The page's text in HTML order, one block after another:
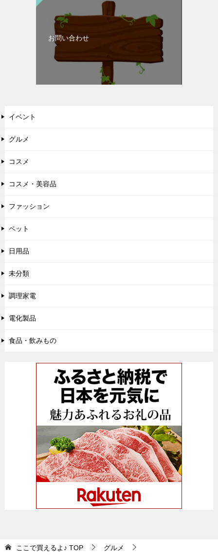
お問い合わせ
イベント
グルメ
コスメ
コスメ・美容品
ファッション
ペット
日用品
未分類
調理家電
電化製品
食品・飲みもの
ここで買えるよ♪ TOP グルメ